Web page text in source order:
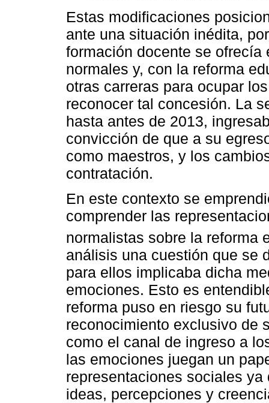
Estas modificaciones
ante una situación inédita,
formación docente se
normales y, con la reforma
otras carreras para ocupar
reconocer tal concesión. La
hasta antes de 2013,
convicción de que a su
como maestros, y los
contratación.
En este contexto se
comprender las
normalistas sobre la reforma
análisis una cuestión que se
para ellos implicaba dicha
emociones. Esto es
reforma puso en riesgo su
reconocimiento exclusivo de
como el canal de ingreso a
las emociones juegan un
representaciones sociales
ideas, percepciones y